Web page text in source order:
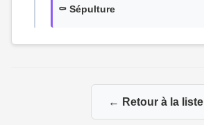
⚰️ Sépulture
← Retour à la liste